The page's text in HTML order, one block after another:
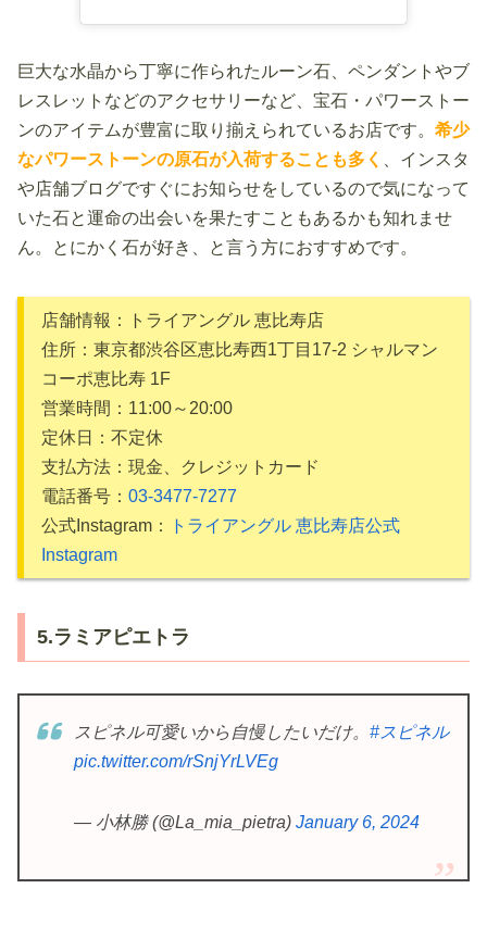
巨大な水晶から丁寧に作られたルーン石、ペンダントやブ
レスレットなどのアクセサリーなど、宝石・パワーストー
ンのアイテムが豊富に取り揃えられているお店です。 希少
なパワーストーンの原石が入荷することも多く
、インスタ
や店舗ブログですぐにお知らせをしているので気になって
いた石と運命の出会いを果たすこともあるかも知れませ
ん。とにかく石が好き、と言う方におすすめです。
店舗情報：トライアングル 恵比寿店
住所：東京都渋谷区恵比寿西1丁目17-2 シャルマン
コーポ恵比寿 1F
営業時間：11:00～20:00
定休日：不定休
支払方法：現金、クレジットカード
電話番号： 03-3477-7277
公式Instagram：
トライアングル 恵比寿店公式
Instagram
5.ラミアピエトラ
スピネル可愛いから自慢したいだけ。 #スピネル
pic.twitter.com/rSnjYrLVEg
— 小林勝 (@La_mia_pietra) January 6, 2024